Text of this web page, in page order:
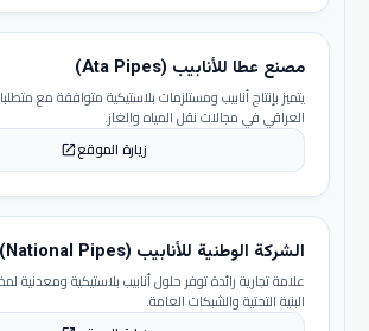
مصنع عطا للأنابيب (Ata Pipes)
يتميز بإنتاج أنابيب ومستلزمات بلاستيكية متوافقة مع
العراقي في مجالات نقل المياه والغاز.
زيارة الموقعopen_in_new
الشركة الوطنية للأنابيب (National Pipes)
علامة تجارية رائدة توفر حلول أنابيب بلاستيكية ومعدنية
البنية التحتية والشبكات العامة.